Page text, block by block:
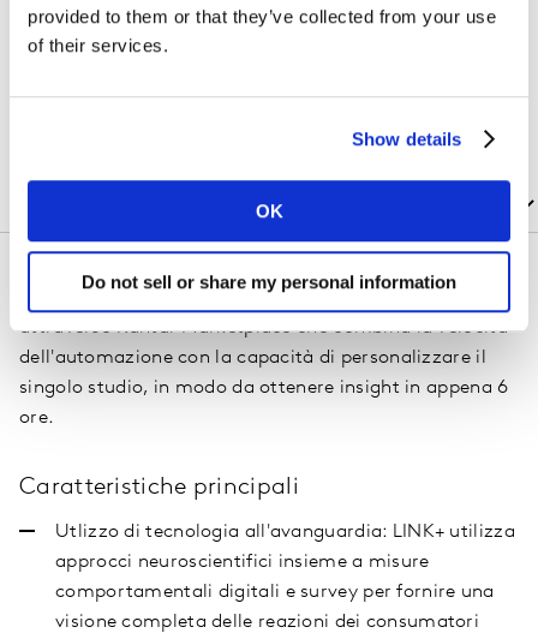
provided to them or that they’ve collected from your use
of their services.
Show details
OK
Do not sell or share my personal information
La soluzione più efficace per ottimizzare la creatività
attraverso Kantar Marketplace che combina la velocità
dell'automazione con la capacità di personalizzare il
singolo studio, in modo da ottenere insight in appena 6
ore.
Caratteristiche principali
Utlizzo di tecnologia all'avanguardia: LINK+ utilizza
approcci neuroscientifici insieme a misure
comportamentali digitali e survey per fornire una
visione completa delle reazioni dei consumatori